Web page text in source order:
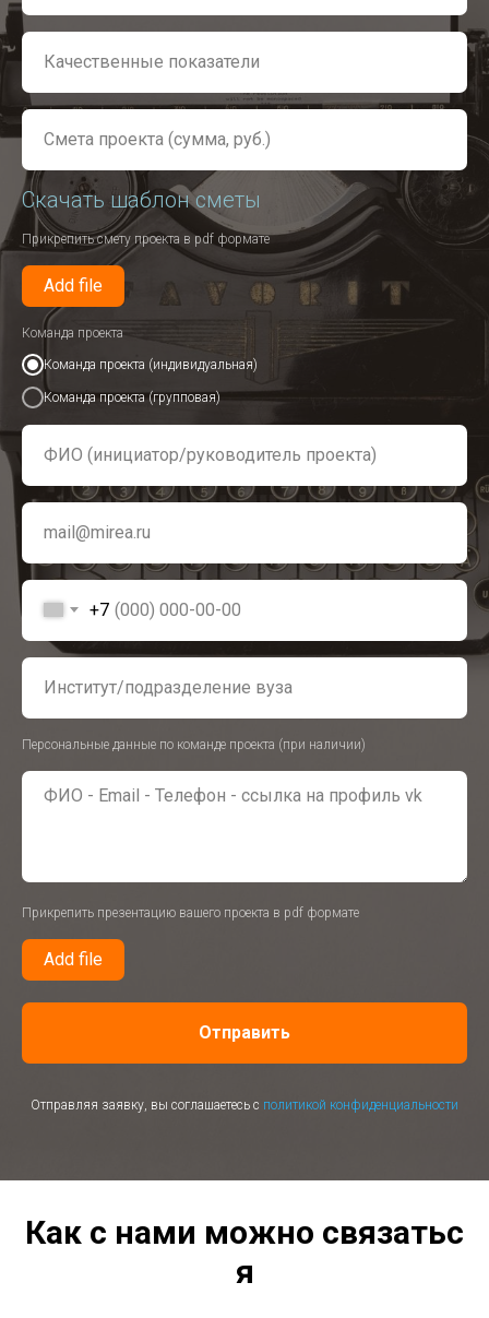
Скачать шаблон сметы
Прикрепить смету проекта в pdf формате
Add file
Команда проекта
Команда проекта (индивидуальная)
Команда проекта (групповая)
+7
Персональные данные по команде проекта (при наличии)
Прикрепить презентацию вашего проекта в pdf формате
Add file
Отправить
Отправляя заявку, вы соглашаетесь с политикой конфиденциальности
Как с нами можно связатьс
я